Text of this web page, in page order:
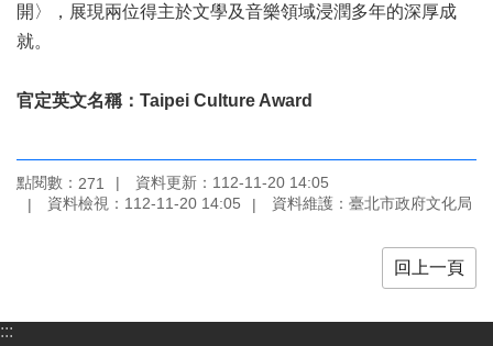
權
聲
隱
保
護
開〉，展現兩位得主於文學及音樂領域浸潤多年的深厚成
就。
官定英文名稱：Taipei Culture Award
點閱數： 271
資料更新：112-11-20 14:05
資料檢視：112-11-20 14:05
資料維護：臺北市政府文化局
回上一頁
:::